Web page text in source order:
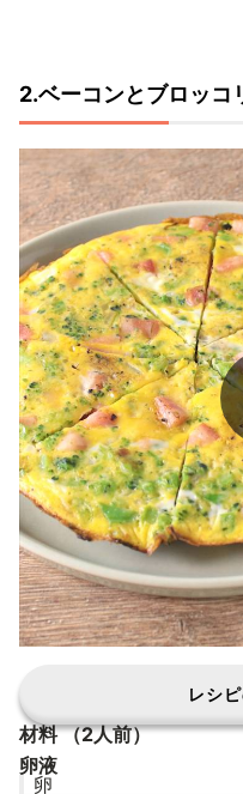
2.ベーコンとブロッコ
レシ
材料（2人前）
卵液
卵